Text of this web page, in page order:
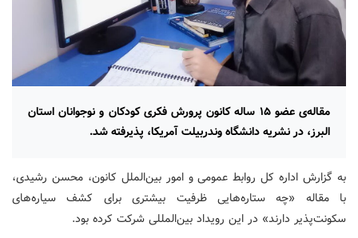
مقاله‌ی عضو ۱۵ ساله کانون پرورش فکری کودکان و نوجوانان استان
البرز، در نشریه دانشگاه وندربیلت آمریکا، پذیرفته شد.
به گزارش اداره کل روابط عمومی و امور بین‌الملل کانون، محسن رشیدی،
با مقاله «چه ستاره‌هایی ظرفیت بیشتری برای کشف سیاره‌های
سکونت‌پذیر دارند» در این رویداد بین‌المللی شرکت کرده بود.